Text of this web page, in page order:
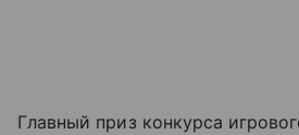
Главный приз конкурса